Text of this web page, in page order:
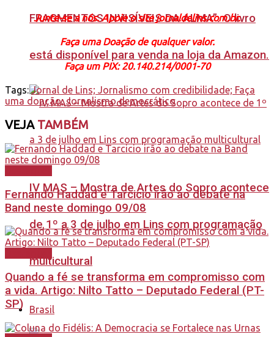
FRAGMENTOS INVISÍVEIS DA ALMA”. O livro
está disponível para venda na loja da Amazon.
IV MAS – Mostra de Artes do Sopro acontece
de 1º a 3 de julho em Lins com programação
multicultural
Brasil
Junte-se a nós. Apoie o site jornaldelins.com.br.
Faça uma Doação de qualquer valor.
Faça um PIX: 20.140.214/0001-70
Tags: Jornal de Lins; Jornalismo com credibilidade; Faça
uma doação; Jornalismo democrático
VEJATAMBÉM
Fernando Haddad e Tarcicio irão ao debate na
Band neste domingo 09/08
Quando a fé se transforma em compromisso com
a vida. Artigo: Nilto Tatto – Deputado Federal (PT-
SP)